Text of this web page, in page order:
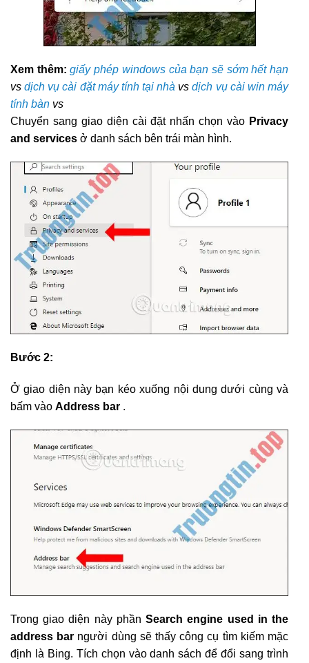
Xem thêm: giấy phép windows của bạn sẽ sớm hết hạn
vsdịch vụ cài đặt máy tính tại nhà vsdịch vụ cài win máy
tính bàn vs
Chuyển sang giao diện cài đặt nhấn chọn vào Privacy
and services ở danh sách bên trái màn hình.
Bước 2:
Ở giao diện này bạn kéo xuống nội dung dưới cùng và
bấm vào Address bar .
Trong giao diện này phầnSearch engine used in the
address bar người dùng sẽ thấy công cụ tìm kiếm mặc
định là Bing. Tích chọn vào danh sách để đổi sang trình